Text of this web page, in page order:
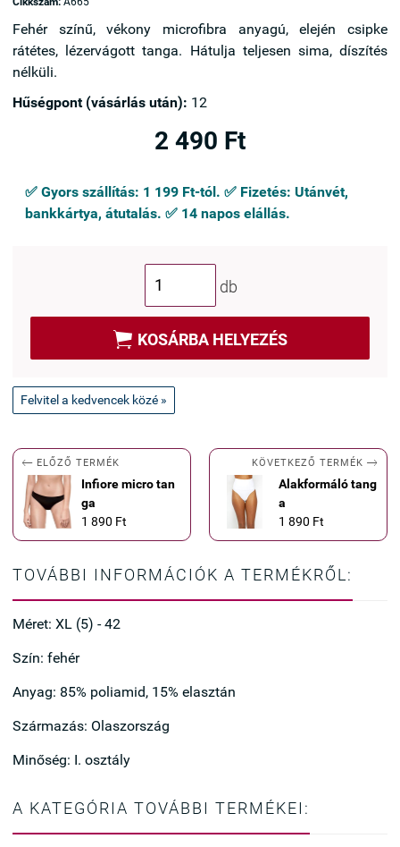
Fehér színű, vékony microfibra anyagú, elején csipke
rátétes, lézervágott tanga. Hátulja teljesen sima, díszítés
nélküli.
Hűségpont (vásárlás után): 12
2 490 Ft
✅ Gyors szállítás: 1 199 Ft-tól. ✅ Fizetés: Utánvét,
bankkártya, átutalás. ✅ 14 napos elállás.
db
 KOSÁRBA HELYEZÉS
Felvitel a kedvencek közé »
 ELŐZŐ TERMÉK
Infiore micro tan
ga
1 890 Ft
KÖVETKEZŐ TERMÉK 
Alakformáló tang
a
1 890 Ft
TOVÁBBI INFORMÁCIÓK A TERMÉKRŐL:
Méret: XL (5) - 42
Szín: fehér
Anyag: 85% poliamid, 15% elasztán
Származás: Olaszország
Minőség: I. osztály
A KATEGÓRIA TOVÁBBI TERMÉKEI: